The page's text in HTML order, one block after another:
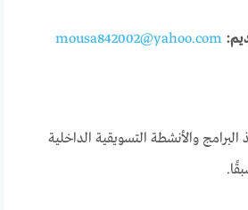
mousa842002@yahoo.com
والأنشطة التسويقية الداخلية